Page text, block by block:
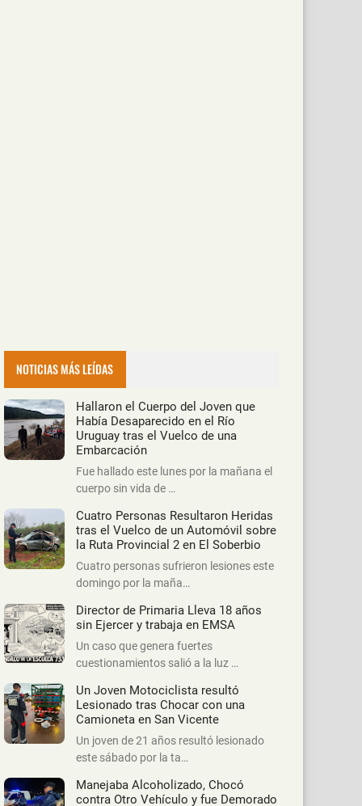
NOTICIAS MÁS LEÍDAS
Hallaron el Cuerpo del Joven que
Había Desaparecido en el Río
Uruguay tras el Vuelco de una
Embarcación
Fue hallado este lunes por la mañana el
cuerpo sin vida de …
Cuatro Personas Resultaron Heridas
tras el Vuelco de un Automóvil sobre
la Ruta Provincial 2 en El Soberbio
Cuatro personas sufrieron lesiones este
domingo por la maña…
Director de Primaria Lleva 18 años
sin Ejercer y trabaja en EMSA
Un caso que genera fuertes
cuestionamientos salió a la luz …
Un Joven Motociclista resultó
Lesionado tras Chocar con una
Camioneta en San Vicente
Un joven de 21 años resultó lesionado
este sábado por la ta…
Manejaba Alcoholizado, Chocó
contra Otro Vehículo y fue Demorado